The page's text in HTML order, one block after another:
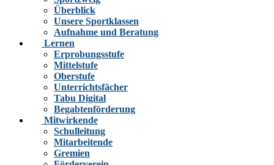
Überblick
Unsere Sportklassen
Aufnahme und Beratung
Lernen
Erprobungsstufe
Mittelstufe
Oberstufe
Unterrichtsfächer
Tabu Digital
Begabtenförderung
Mitwirkende
Schulleitung
Mitarbeitende
Gremien